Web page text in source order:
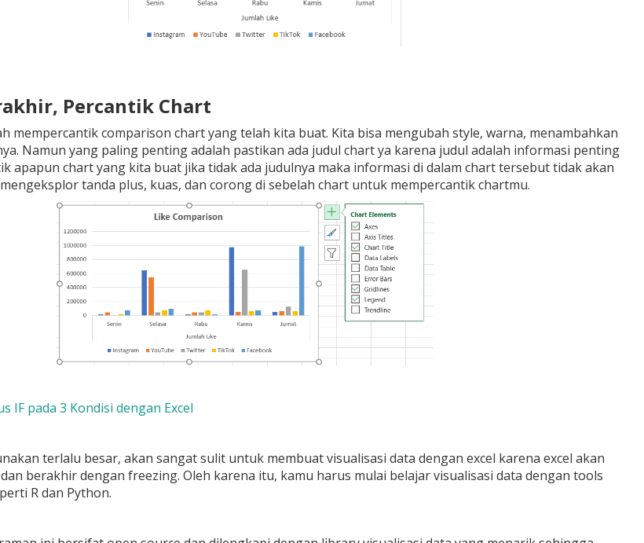
Percantik Chart
mempercantik comparison chart yang telah kita buat. Kita bisa mengubah style, warna, menambahkan
Namun yang paling penting adalah pastikan ada judul chart ya karena judul adalah informasi penting
apapun chart yang kita buat jika tidak ada judulnya maka informasi di dalam chart tersebut tidak akan
tanda plus, kuas, dan corong di sebelah chart untuk mempercantik chartmu.
IF pada 3 Kondisi dengan Excel
terlalu besar, akan sangat sulit untuk membuat visualisasi data dengan excel karena excel akan
berakhir dengan freezing. Oleh karena itu, kamu harus mulai belajar visualisasi data dengan tools
R dan Python.